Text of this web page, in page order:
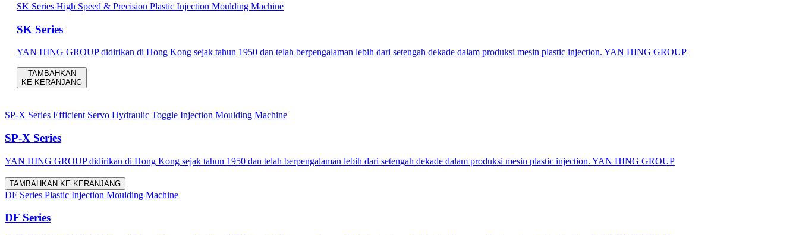
SK Series High Speed & Precision Plastic Injection Moulding Machine
SK Series
YAN HING GROUP didirikan di Hong Kong sejak tahun 1950 dan telah berpengalaman lebih dari setengah dekade dalam produksi mesin plastic injection. YAN HING GROUP
TAMBAHKAN
KE KERANJANG
SP-X Series Efficient Servo Hydraulic Toggle Injection Moulding Machine
SP-X Series
YAN HING GROUP didirikan di Hong Kong sejak tahun 1950 dan telah berpengalaman lebih dari setengah dekade dalam produksi mesin plastic injection. YAN HING GROUP
TAMBAHKAN KE KERANJANG
DF Series Plastic Injection Moulding Machine
DF Series